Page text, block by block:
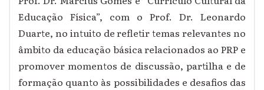
Educação Física”, com o Prof. Dr. Leonardo
Duarte, no intuito de refletir temas relevantes no
âmbito da educação básica relacionados ao PRP e
promover momentos de discussão, partilha e de
formação quanto às possibilidades e desafios das